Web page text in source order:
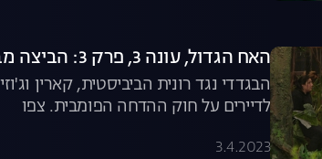
האח הגדול, עונה 3, פרק 3: הביצה מבעבעת
הבגדדי נגד רונית הביביסטית, קארין
לדיירים על חוק ההדחה הפומבית. צפו
3.4.2023